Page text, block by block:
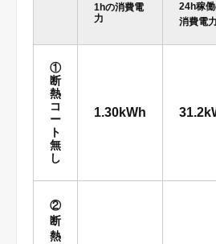
1hの消費電
力
24h稼
消費電力
①
断
熱
コ
ー
ト
無
し
1.30kWh
②
断
熱